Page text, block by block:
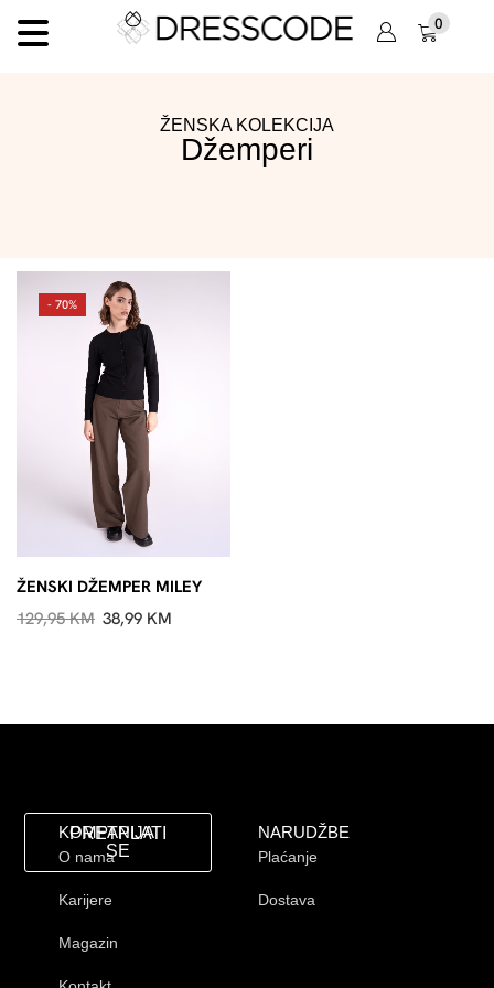
0
ŽENSKA KOLEKCIJA
Džemperi
- 70%
ŽENSKI DŽEMPER MILEY
129,95KM 38,99 KM
KOMPANIJA
O nama
Karijere
Magazin
NARUDŽBE
Plaćanje
Dostava
PRETPLATI
SE